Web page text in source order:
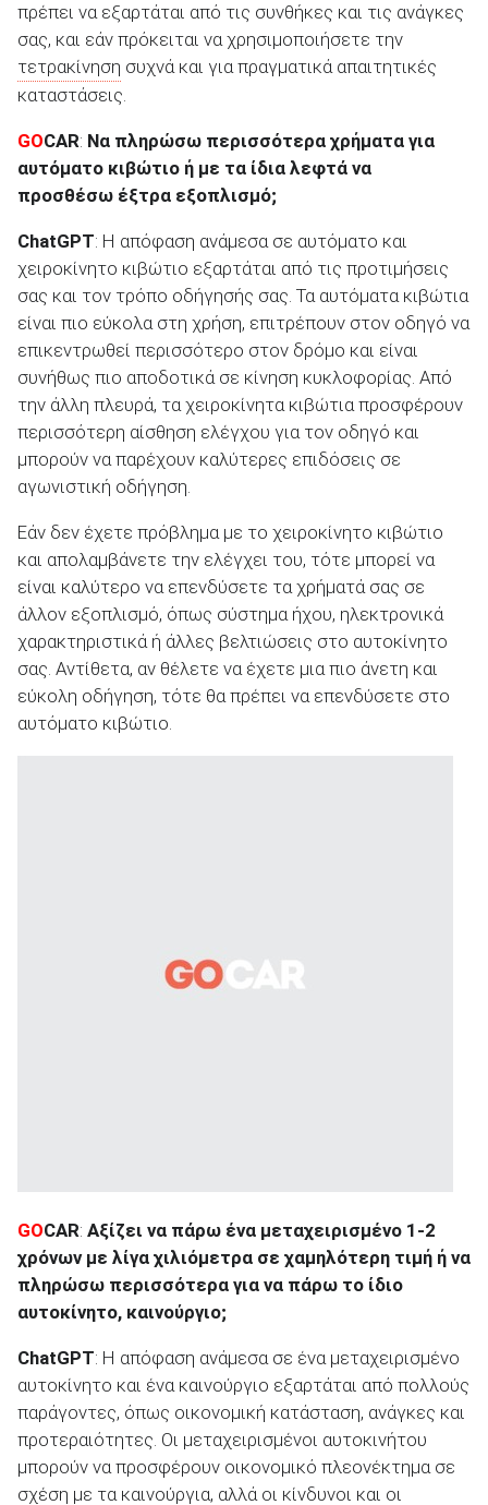
πρέπει να εξαρτάται από τις συνθήκες και τις ανάγκες
σας, και εάν πρόκειται να χρησιμοποιήσετε την
τετρακίνηση συχνά και για πραγματικά απαιτητικές
καταστάσεις.
GOCAR: Να πληρώσω περισσότερα χρήματα για
αυτόματο κιβώτιο ή με τα ίδια λεφτά να
προσθέσω έξτρα εξοπλισμό;
ChatGPT: Η απόφαση ανάμεσα σε αυτόματο και
χειροκίνητο κιβώτιο εξαρτάται από τις προτιμήσεις
σας και τον τρόπο οδήγησής σας. Τα αυτόματα κιβώτια
είναι πιο εύκολα στη χρήση, επιτρέπουν στον οδηγό να
επικεντρωθεί περισσότερο στον δρόμο και είναι
συνήθως πιο αποδοτικά σε κίνηση κυκλοφορίας. Από
την άλλη πλευρά, τα χειροκίνητα κιβώτια προσφέρουν
περισσότερη αίσθηση ελέγχου για τον οδηγό και
μπορούν να παρέχουν καλύτερες επιδόσεις σε
αγωνιστική οδήγηση.
Εάν δεν έχετε πρόβλημα με το χειροκίνητο κιβώτιο
και απολαμβάνετε την ελέγχει του, τότε μπορεί να
είναι καλύτερο να επενδύσετε τα χρήματά σας σε
άλλον εξοπλισμό, όπως σύστημα ήχου, ηλεκτρονικά
χαρακτηριστικά ή άλλες βελτιώσεις στο αυτοκίνητο
σας. Αντίθετα, αν θέλετε να έχετε μια πιο άνετη και
εύκολη οδήγηση, τότε θα πρέπει να επενδύσετε στο
αυτόματο κιβώτιο.
GOCAR: Αξίζει να πάρω ένα μεταχειρισμένο 1-2
χρόνων με λίγα χιλιόμετρα σε χαμηλότερη τιμή ή να
πληρώσω περισσότερα για να πάρω το ίδιο
αυτοκίνητο, καινούργιο;
ChatGPT: Η απόφαση ανάμεσα σε ένα μεταχειρισμένο
αυτοκίνητο και ένα καινούργιο εξαρτάται από πολλούς
παράγοντες, όπως οικονομική κατάσταση, ανάγκες και
προτεραιότητες. Οι μεταχειρισμένοι αυτοκινήτου
μπορούν να προσφέρουν οικονομικό πλεονέκτημα σε
σχέση με τα καινούργια, αλλά οι κίνδυνοι και οι